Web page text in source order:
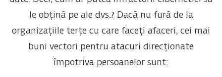
le obțină pe ale dvs.? Dacă nu fură de la
organizațiile terțe cu care faceți afaceri, cei mai
buni vectori pentru atacuri direcționate
împotriva persoanelor sunt: